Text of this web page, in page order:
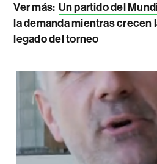
Ver más: Un partido del
la demanda mientras crecen
legado del torneo